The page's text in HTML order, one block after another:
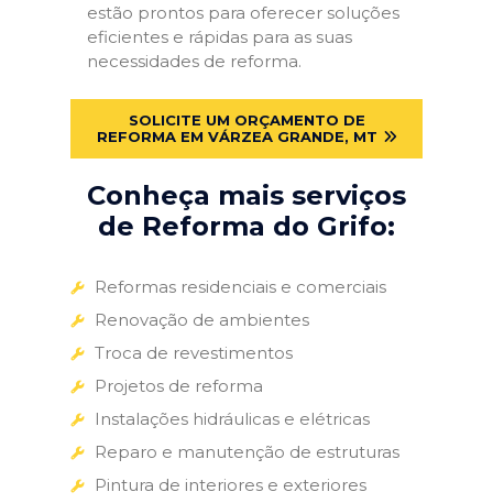
estão prontos para oferecer soluções
eficientes e rápidas para as suas
necessidades de reforma.
SOLICITE UM ORÇAMENTO DE
REFORMA EM VÁRZEA GRANDE, MT
Conheça mais serviços
de Reforma do Grifo:
Reformas residenciais e comerciais
Renovação de ambientes
Troca de revestimentos
Projetos de reforma
Instalações hidráulicas e elétricas
Reparo e manutenção de estruturas
Pintura de interiores e exteriores